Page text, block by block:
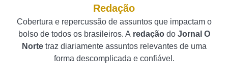
Redação
Cobertura e repercussão de assuntos que impactam o
bolso de todos os brasileiros. A redação do Jornal O
Norte traz diariamente assuntos relevantes de uma
forma descomplicada e confiável.